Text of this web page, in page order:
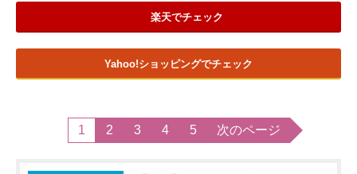
楽天でチェック
Yahoo!ショッピングでチェック
1 2 3 4 5 次のページ